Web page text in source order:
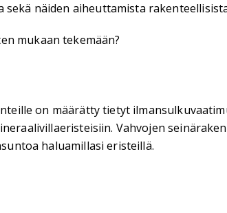
näiden aiheuttamista
mukaan tekemään?
on määrätty tietyt
Vahvojen
haluamillasi eristeillä.